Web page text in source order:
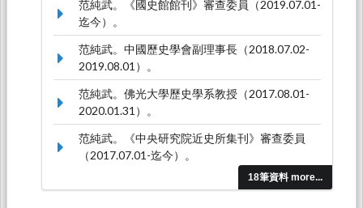
18筆資料 more...
范純武。《國史館館刊》審查委員（2019.07.01-
迄今）。
范純武。中國歷史學會副理事長（2018.07.02-
2019.08.01）。
范純武。佛光大學歷史學系教授（2017.08.01-
2020.01.31）。
范純武。《中央研究院近史所集刊》審查委員
（2017.07.01-迄今）。